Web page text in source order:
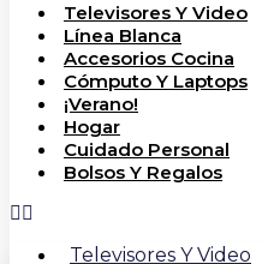
Televisores Y Video
Línea Blanca
Accesorios Cocina
Cómputo Y Laptops
¡Verano!
Hogar
Cuidado Personal
Bolsos Y Regalos
Televisores Y Video